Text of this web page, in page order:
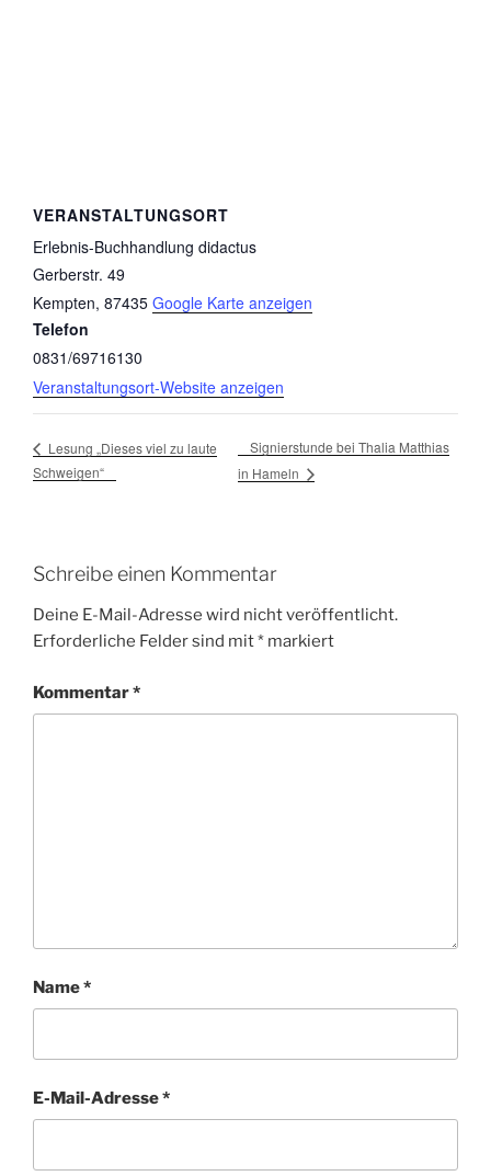
VERANSTALTUNGSORT
Erlebnis-Buchhandlung didactus
Gerberstr. 49
Kempten, 87435 Google Karte anzeigen
Telefon
0831/69716130
Veranstaltungsort-Website anzeigen
Lesung „Dieses viel zu laute
Schweigen“
Signierstunde bei Thalia Matthias
in Hameln
Schreibe einen Kommentar
Deine E-Mail-Adresse wird nicht veröffentlicht.
Erforderliche Felder sind mit* markiert
Kommentar*
Name*
E-Mail-Adresse*